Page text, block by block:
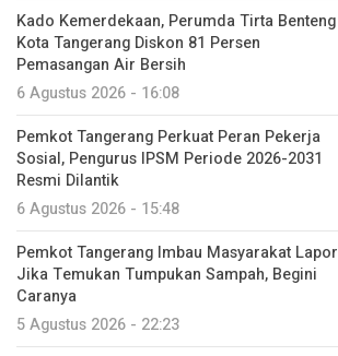
Kado Kemerdekaan, Perumda Tirta Benteng
Kota Tangerang Diskon 81 Persen
Pemasangan Air Bersih
6 Agustus 2026 - 16:08
Pemkot Tangerang Perkuat Peran Pekerja
Sosial, Pengurus IPSM Periode 2026-2031
Resmi Dilantik
6 Agustus 2026 - 15:48
Pemkot Tangerang Imbau Masyarakat Lapor
Jika Temukan Tumpukan Sampah, Begini
Caranya
5 Agustus 2026 - 22:23